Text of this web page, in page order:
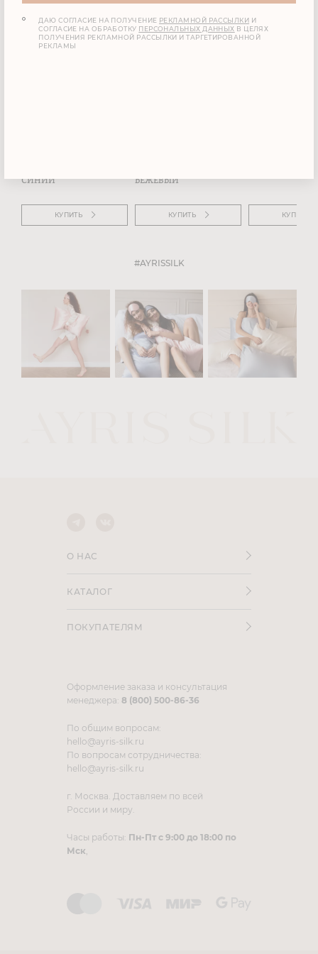
СИНИЙ
КУПИТЬ
БЕЖЕВЫЙ
КУПИТЬ КУПИТЬ
#AYRISSILK
О НАС
КАТАЛОГ
ПОКУПАТЕЛЯМ
Оформление заказа и консультация
менеджера: 8 (800) 500-86-36
По общим вопросам:
hello@ayris-silk.ru
По вопросам сотрудничества:
hello@ayris-silk.ru
г. Москва. Доставляем по всей
России и миру.
Часы работы: Пн-Пт с 9:00 до 18:00 по
Мск
ДАЮ СОГЛАСИЕ НА ПОЛУЧЕНИЕ РЕКЛАМНОЙ РАССЫЛКИ И
СОГЛАСИЕ НА ОБРАБОТКУ ПЕРСОНАЛЬНЫХ ДАННЫХ В ЦЕЛЯХ
ПОЛУЧЕНИЯ РЕКЛАМНОЙ РАССЫЛКИ И ТАРГЕТИРОВАННОЙ
РЕКЛАМЫ